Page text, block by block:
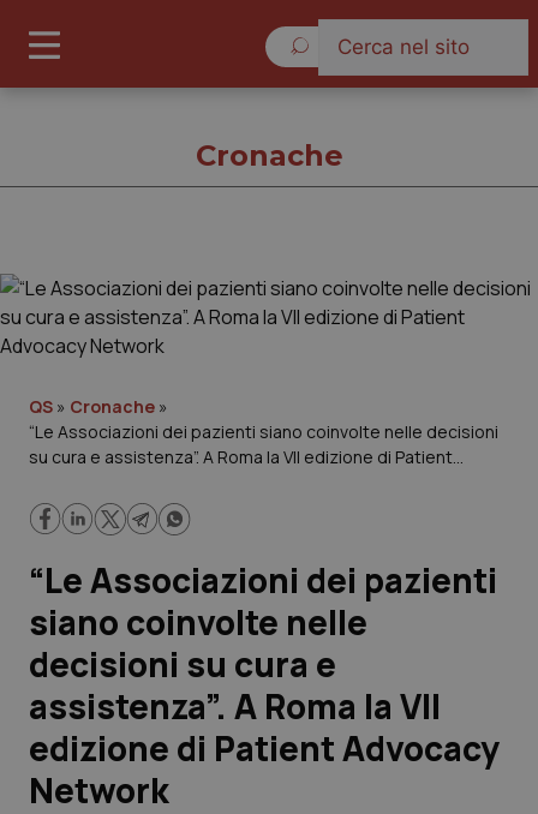
Cronache
Governo e Parlamento
Regioni e Asl
Lavoro e Professioni
Scienza e Farmaci
Studi e Analisi
Lettere al direttore
Edizioni Regionali
Cronache
QS » Cronache »
“Le Associazioni dei pazienti siano coinvolte nelle decisioni
su cura e assistenza”. A Roma la VII edizione di Patient
“Le Associazioni dei pazienti
siano coinvolte nelle
decisioni su cura e
assistenza”. A Roma la VII
edizione di Patient Advocacy
Network